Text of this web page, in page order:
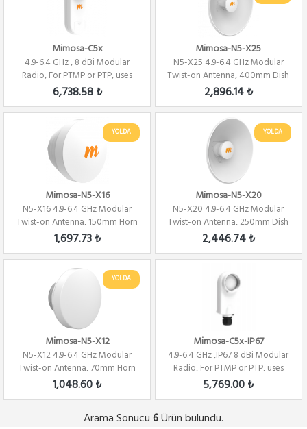
Mimosa-C5x
4.9-6.4 GHz , 8 dBi Modular
Radio, For PTMP or PTP, uses
N5-X Antenna
6,738.58 ₺
Mimosa-N5-X25
N5-X25 4.9-6.4 GHz Modular
Twist-on Antenna, 400mm Dish
for C5x on...
2,896.14 ₺
YOLDA
Mimosa-N5-X16
N5-X16 4.9-6.4 GHz Modular
Twist-on Antenna, 150mm Horn
for C5x on...
1,697.73 ₺
YOLDA
Mimosa-N5-X20
N5-X20 4.9-6.4 GHz Modular
Twist-on Antenna, 250mm Dish
for C5x on...
2,446.74 ₺
YOLDA
Mimosa-N5-X12
N5-X12 4.9-6.4 GHz Modular
Twist-on Antenna, 70mm Horn
for C5x onl...
1,048.60 ₺
Mimosa-C5x-IP67
4.9-6.4 GHz ,IP67 8 dBi Modular
Radio, For PTMP or PTP, uses
N5-X...
5,769.00 ₺
Arama Sonucu 6Ürün bulundu.